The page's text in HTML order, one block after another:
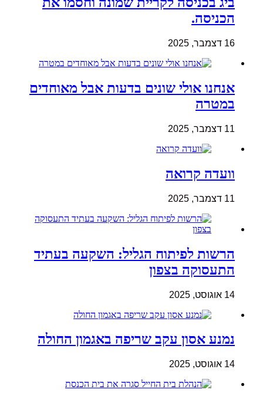
הכניסה.
16 דצמבר, 2025
אנחנו אולי שונים בדעות אבל מאוחדים
במטרה
11 דצמבר, 2025
וועדה קרואה
11 דצמבר, 2025
הרשות לפיתוח הגליל: השקעה בעתיד
התעסוקה בצפון
14 אוגוסט, 2025
נמנע אסון עקב שריפה באגמון החולה
14 אוגוסט, 2025